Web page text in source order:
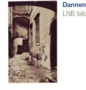
LNB